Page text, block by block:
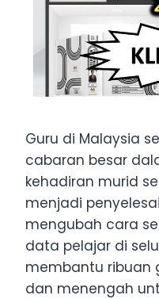
Guru di Malaysia
cabaran besar
kehadiran murid
menjadi
mengubah cara
data pelajar di
membantu ribuan
dan menengah